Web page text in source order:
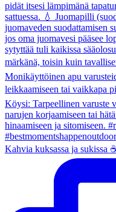
Kahvia kuksassa ja sukissa